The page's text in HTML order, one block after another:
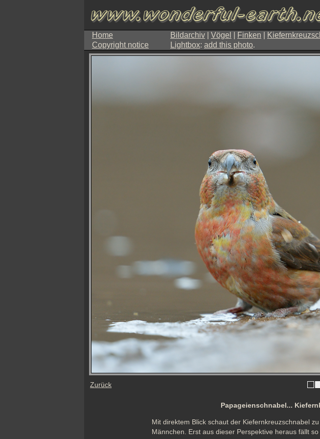
Home Bildarchiv Vögel Finken
Copyright notice
Lightbox: add this photo.
Zurück
Papageienschnabel...
Mit direktem Blick schaut der Kiefernkreuzschnabel
Männchen. Erst aus dieser Perspektive heraus fällt